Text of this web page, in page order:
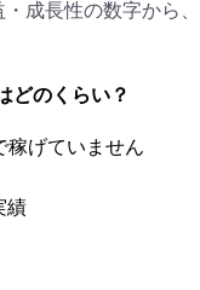
成長性の数字から
どのくらい？
稼げていません
績